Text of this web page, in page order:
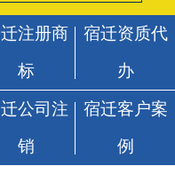
注册商
标
宿迁资质代
办
公司注
销
宿迁客户案
例